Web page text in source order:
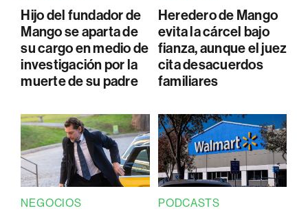
Hijo del fundador de
Mango se aparta de
su cargo en medio de
investigación por la
muerte de su padre
Heredero de Mango
evita la cárcel bajo
fianza, aunque el juez
cita desacuerdos
familiares
NEGOCIOS PODCASTS